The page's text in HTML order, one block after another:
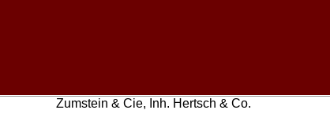
Zumstein & Cie, Inh. Hertsch & Co.